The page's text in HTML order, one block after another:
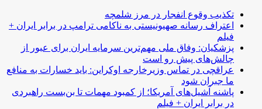
تکذیب وقوع انفجار در مرز شلمچه
اعتراف رسانه صهیونیستی به ناکامی ترامپ در برابر ایران +
فیلم
پزشکیان: وفاق ملی مهم‌ترین سرمایه ایران برای عبور از
چالش‌های پیش رو است
عراقچی در تماس وزیرخارجه اوکراین: باید خسارات به منافع
ما جبران شود
پاشنه آشیل‌های آمریکا؛ از کمبود مهمات تا بن‌بست راهبردی
در برابر ایران + فیلم